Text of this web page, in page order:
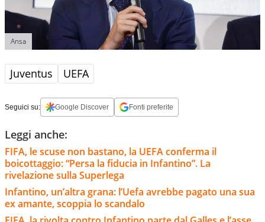
Ansa
Juventus UEFA
Seguici su: Google Discover Fonti preferite
Leggi anche:
FIFA, le scuse non bastano, la UEFA conferma il
boicottaggio: “Persa la fiducia in Infantino”. La
rivelazione sulla Superlega
Infantino, un’altra grana: l’Uefa avrebbe pagato una sua
ex amante, scoppia lo scandalo